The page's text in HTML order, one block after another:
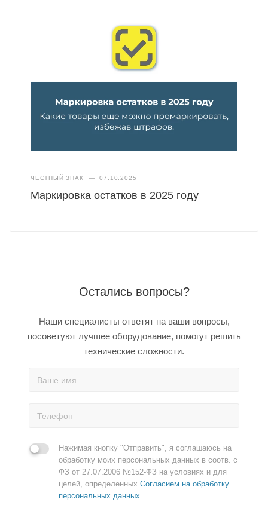
ЧЕСТНЫЙ ЗНАК — 07.10.2025
Маркировка остатков в 2025 году
Остались вопросы?
Наши специалисты ответят на ваши вопросы,
посоветуют лучшее оборудование, помогут решить
технические сложности.
Нажимая кнопку "Отправить", я соглашаюсь на
обработку моих персональных данных в соотв. с
ФЗ от 27.07.2006 №152-ФЗ на условиях и для
целей, определенных Согласием на обработку
персональных данных